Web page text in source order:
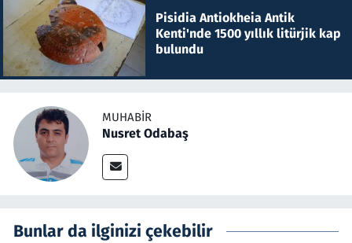
Pisidia Antiokheia Antik
Kenti'nde 1500 yıllık litürjik kap
bulundu
MUHABIR
Nusret Odabaş
Bunlar da ilginizi çekebilir